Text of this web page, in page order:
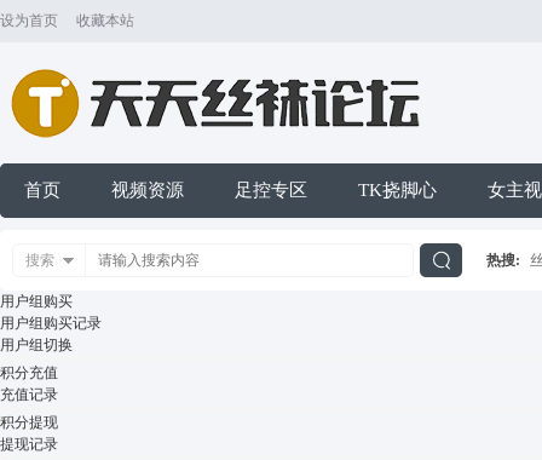
设为首页 收藏本站
首页 视频资源 足控专区 TK挠脚心 女主
搜索 热搜:
用户组购买
用户组购买记录
用户组切换
积分充值
充值记录
积分提现
提现记录